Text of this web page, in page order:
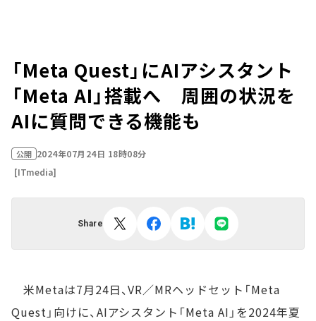
「Meta Quest」にAIアシスタント
「Meta AI」搭載へ 周囲の状況を
AIに質問できる機能も
公開 2024年07月24日 18時08分
[ITmedia]
Share
米Metaは7月24日、VR／MRヘッドセット「Meta
Quest」向けに、AIアシスタント「Meta AI」を2024年夏